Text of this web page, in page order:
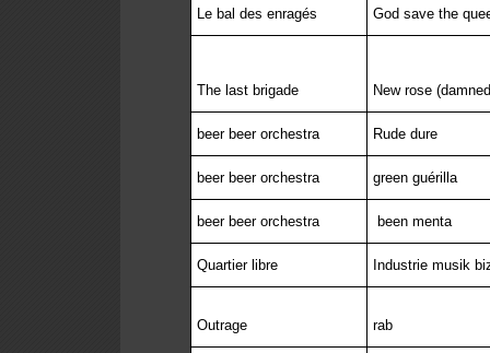
Le bal des enragés God save the
The last brigade New rose
beer beer orchestra Rude dure
beer beer orchestra green guérilla
beer beer orchestra been menta
Quartier libre Industrie musik
Outrage rab